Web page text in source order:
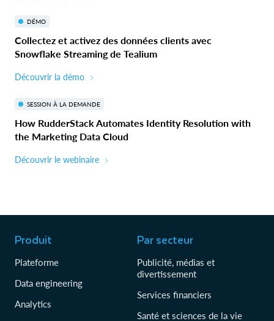
DÉMO
Collectez et activez des données clients avec
Snowflake Streaming de Tealium
Découvrir la démo
SESSION À LA DEMANDE
How RudderStack Automates Identity Resolution with
the Marketing Data Cloud
Découvrir le webinaire
Produit
Plateforme
Data engineering
Analytics
Par secteur
Publicité, médias et
divertissement
Services financiers
Santé et sciences de la vie